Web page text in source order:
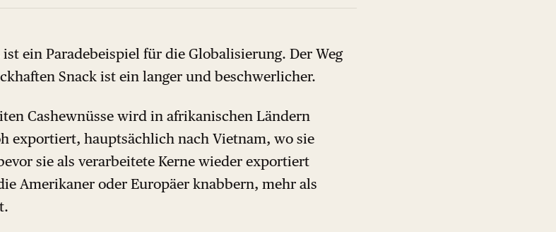
ein Paradebeispiel für die Globalisierung. Der Weg
Snack ist ein langer und beschwerlicher.
Cashewnüsse wird in afrikanischen Ländern
exportiert, hauptsächlich nach Vietnam, wo sie
sie als verarbeitete Kerne wieder exportiert
Amerikaner oder Europäer knabbern, mehr als